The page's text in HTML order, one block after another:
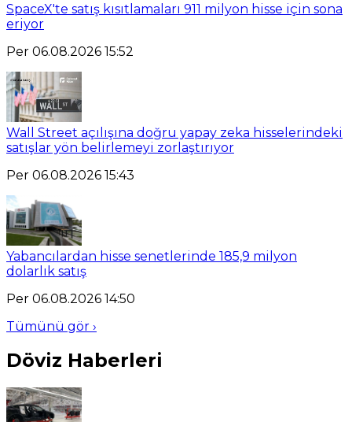
SpaceX'te satış kısıtlamaları 911 milyon hisse için sona
eriyor
Per 06.08.2026 15:52
Wall Street açılışına doğru yapay zeka hisselerindeki
satışlar yön belirlemeyi zorlaştırıyor
Per 06.08.2026 15:43
Yabancılardan hisse senetlerinde 185,9 milyon
dolarlık satış
Per 06.08.2026 14:50
Tümünü gör ›
Döviz Haberleri